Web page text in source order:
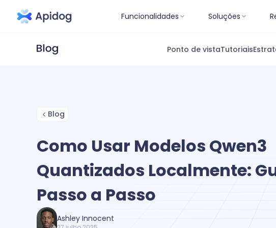
Funcionalidades Soluções
Ponto de vistaTutoriais
Blog
Como Usar Modelos Qwen3
Quantizados Localmente:
Passo a Passo
Ashley Innocent